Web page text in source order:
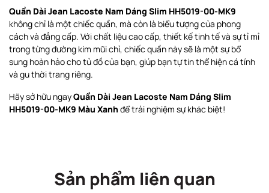
Quần Dài Jean Lacoste Nam Dáng Slim HH5019-00-MK9
không chỉ là một chiếc quần, mà còn là biểu tượng của phong
cách và đẳng cấp. Với chất liệu cao cấp, thiết kế tinh tế và sự tỉ mỉ
trong từng đường kim mũi chỉ, chiếc quần này sẽ là một sự bổ
sung hoàn hảo cho tủ đồ của bạn, giúp bạn tự tin thể hiện cá tính
và gu thời trang riêng.
Hãy sở hữu ngayQuần Dài Jean Lacoste Nam Dáng Slim
HH5019-00-MK9 Màu Xanh để trải nghiệm sự khác biệt!
Sản phẩm liên quan